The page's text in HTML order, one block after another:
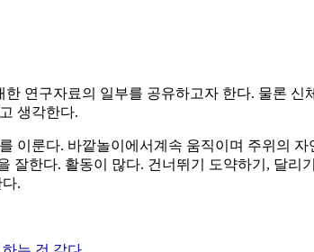
연구자료의 일부를 공유하고자 한다. 물론
생각한다.
이룬다. 바깥놀이에서계속 움직이며 주위의
잘한다. 활동이 많다. 건너뛰기 도약하기, 달
.